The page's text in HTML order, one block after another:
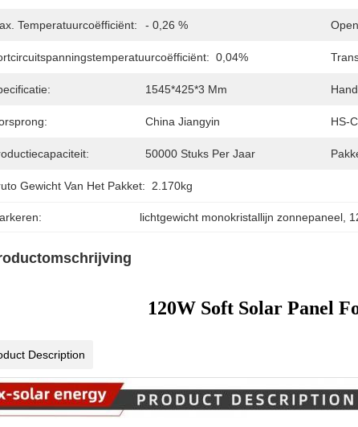
Temperatuurcoëfficiënt: - 0,26 %
0,04%
1545*425*3 Mm
China Jiangyin HS-
50000 Stuks Per Jaar
Gewicht Van Het Pakket: 2.170kg
lichtgewicht monokristallijn zonnepaneel
120W Soft Solar Panel
Description